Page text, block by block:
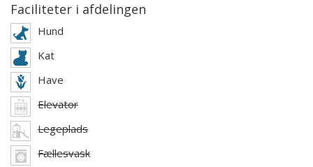
Faciliteter i afdelingen
Hund
Kat
Have
Elevator
Legeplads
Fællesvask